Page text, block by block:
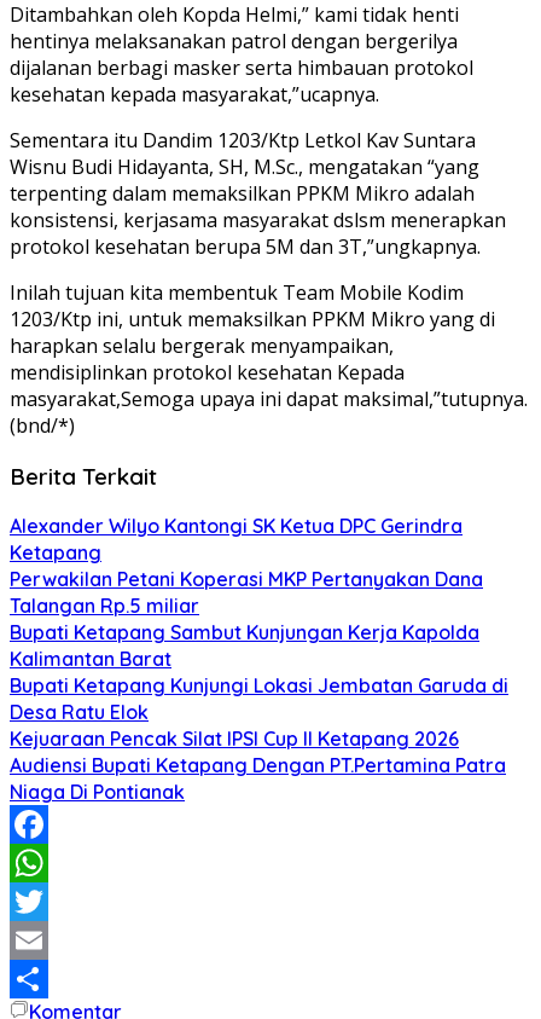
Ditambahkan oleh Kopda Helmi,” kami tidak henti
hentinya melaksanakan patrol dengan bergerilya
dijalanan berbagi masker serta himbauan protokol
kesehatan kepada masyarakat,”ucapnya.
Sementara itu Dandim 1203/Ktp Letkol Kav Suntara
Wisnu Budi Hidayanta, SH, M.Sc., mengatakan “yang
terpenting dalam memaksilkan PPKM Mikro adalah
konsistensi, kerjasama masyarakat dslsm menerapkan
protokol kesehatan berupa 5M dan 3T,”ungkapnya.
Inilah tujuan kita membentuk Team Mobile Kodim
1203/Ktp ini, untuk memaksilkan PPKM Mikro yang di
harapkan selalu bergerak menyampaikan,
mendisiplinkan protokol kesehatan Kepada
masyarakat,Semoga upaya ini dapat maksimal,”tutupnya.
(bnd/*)
Berita Terkait
Alexander Wilyo Kantongi SK Ketua DPC Gerindra
Ketapang
Perwakilan Petani Koperasi MKP Pertanyakan Dana
Talangan Rp.5 miliar
Bupati Ketapang Sambut Kunjungan Kerja Kapolda
Kalimantan Barat
Bupati Ketapang Kunjungi Lokasi Jembatan Garuda di
Desa Ratu Elok
Kejuaraan Pencak Silat IPSI Cup II Ketapang 2026
Audiensi Bupati Ketapang Dengan PT.Pertamina Patra
Niaga Di Pontianak
Facebook
WhatsApp
Twitter
Email
Komentar